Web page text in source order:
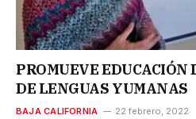
PROMUEVE EDUCACIÓN
DE LENGUAS YUMANAS
BAJA CALIFORNIA 22 febrero, 2022